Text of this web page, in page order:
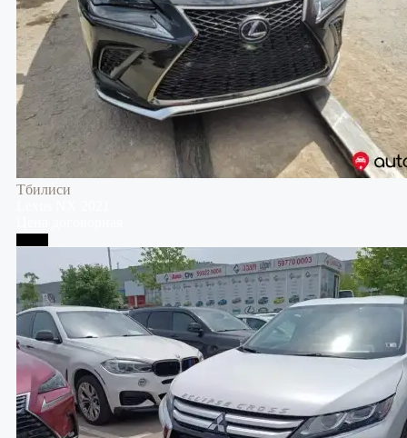
Тбилиси